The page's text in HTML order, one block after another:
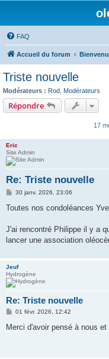
FAQ
Accueil du forum
Triste nouvelle
Modérateurs : Rod Modérateurs
Répondre
17
Eric
Site Admin
Re: Triste nouvelle
M
s
g
30 janv. 2026, 23:06
Toutes nos condoléances
J'ai rencontré Philippe il y a
lancer une association
Jeuf
Hydrogène
Re: Triste nouvelle
M
s
01 févr. 2026, 12:42
Merci d'avoir pensé à nous